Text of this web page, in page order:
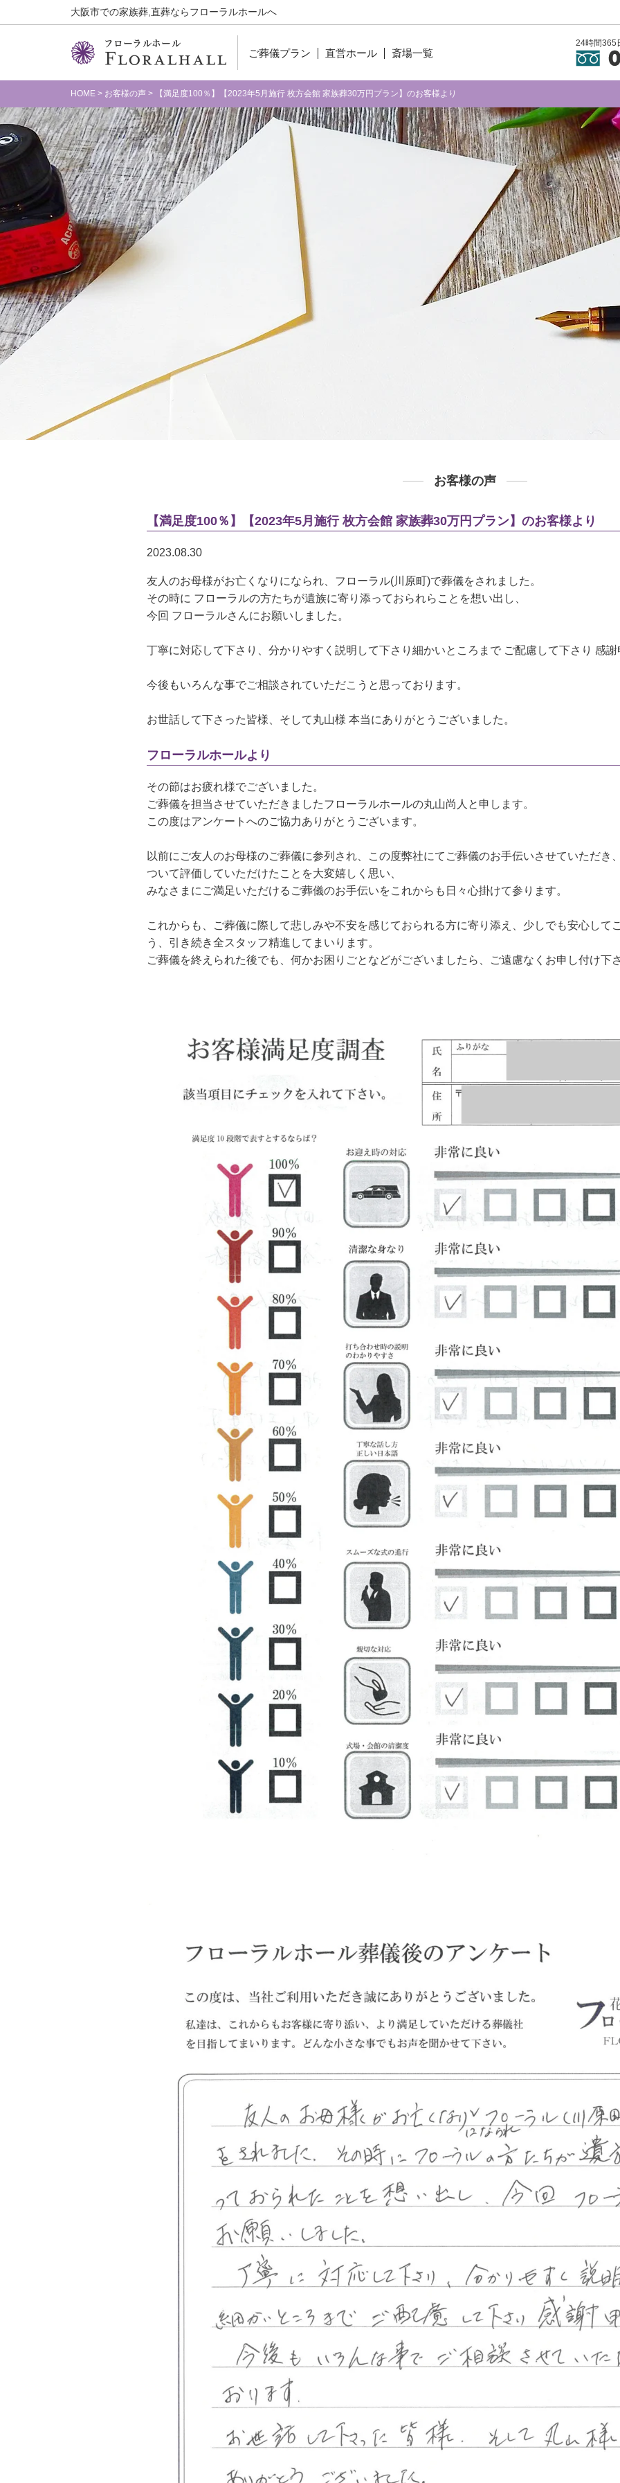
大阪市での家族葬,直葬ならフローラルホールへ
ご葬儀プラン 直営ホール 斎場一覧
24時間365
HOME > お客様の声 > 【満足度100％】【2023年5月施行 枚方会館 家族葬30万円プラン】のお客様より
お客様の声
【満足度100％】【2023年5月施行 枚方会館 家族葬30万円プラン】のお客様より
2023.08.30
友人のお母様がお亡くなりになられ、フローラル(川原町)で葬儀をされました。
その時に フローラルの方たちが遺族に寄り添っておられらことを想い出し、
今回 フローラルさんにお願いしました。
丁寧に対応して下さり、分かりやすく説明して下さり細かいところまで ご配慮して下さり 感
今後もいろんな事でご相談されていただこうと思っております。
お世話して下さった皆様、そして丸山様 本当にありがとうございました。
フローラルホールより
その節はお疲れ様でございました。
ご葬儀を担当させていただきましたフローラルホールの丸山尚人と申します。
この度はアンケートへのご協力ありがとうございます。
以前にご友人のお母様のご葬儀に参列され、この度弊社にてご葬儀のお手伝いさせていただき
ついて評価していただけたことを大変嬉しく思い、
みなさまにご満足いただけるご葬儀のお手伝いをこれからも日々心掛けて参ります。
これからも、ご葬儀に際して悲しみや不安を感じておられる方に寄り添え、少しでも安心して
う、引き続き全スタッフ精進してまいります。
ご葬儀を終えられた後でも、何かお困りごとなどがございましたら、ご遠慮なくお申し付け下